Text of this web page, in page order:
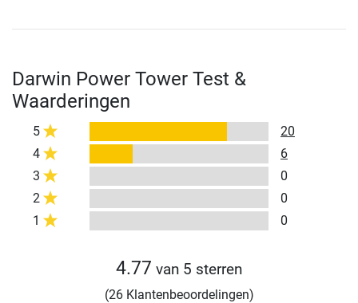
Darwin Power Tower Test &
Waarderingen
5
20
4
6
3
0
2
0
1
0
4.77 van 5 sterren
(26 Klantenbeoordelingen)